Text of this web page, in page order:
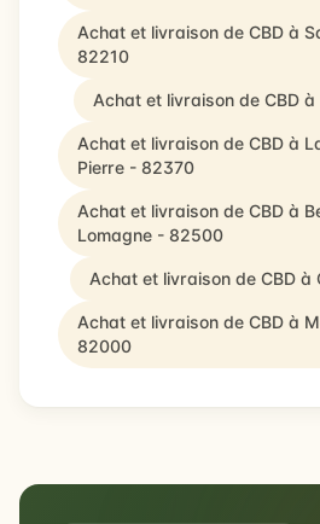
Achat et livraison de CBD à
82210
Achat et livraison de CBD
Achat et livraison de CBD à
Pierre - 82370
Achat et livraison de CBD à
Lomagne - 82500
Achat et livraison de CBD à
Achat et livraison de CBD à
82000